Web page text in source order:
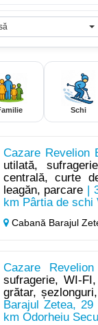
Schi
Cazare Revelion
utilată,
centrală, curte
leagăn, parcare |
km Pârtia de schi
Cabană Barajul
Cazare
sufragerie, WI-
grătar,
Barajul Zetea,
km Odorheiu